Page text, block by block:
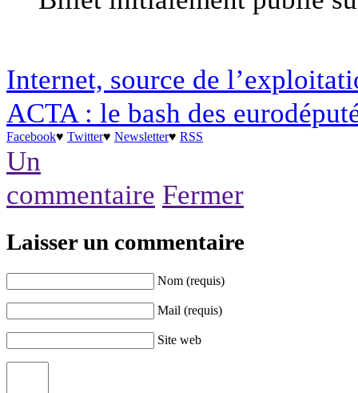
Internet, source de
ACTA : le bash des
Facebook♥ Twitter♥ Newsletter♥ RSS
Un
commentaire Fermer
Laisser un commentaire
Nom (requis)
Mail (requis)
Site web